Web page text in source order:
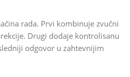
rada. Prvi kombinuje zvučni
Drugi dodaje kontrolisanu
odgovor u zahtevnijim